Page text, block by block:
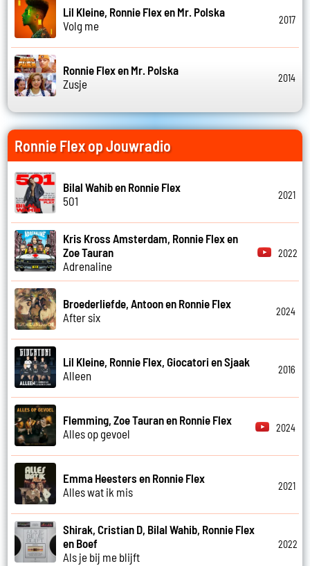
Lil Kleine, Ronnie Flex en Mr. Polska
Volg me
2017
Ronnie Flex en Mr. Polska
Zusje
2014
Ronnie Flex op Jouwradio
Bilal Wahib en Ronnie Flex
501
2021
Kris Kross Amsterdam, Ronnie Flex en
Zoe Tauran
Adrenaline
2022
Broederliefde, Antoon en Ronnie Flex
After six
2024
Lil Kleine, Ronnie Flex, Giocatori en Sjaak
Alleen
2016
Flemming, Zoe Tauran en Ronnie Flex
Alles op gevoel
2024
Emma Heesters en Ronnie Flex
Alles wat ik mis
2021
Shirak, Cristian D, Bilal Wahib, Ronnie Flex
en Boef
Als je bij me blijft
2022